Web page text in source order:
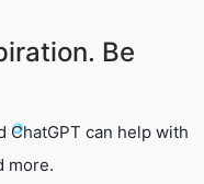
Be
ChatGPT can help with
more.